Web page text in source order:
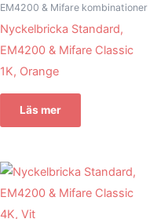
EM4200 & Mifare kombinationer
Nyckelbricka Standard,
EM4200 & Mifare Classic
1K, Orange
Läs mer